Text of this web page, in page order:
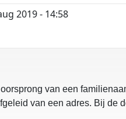
2019 - 14:58
van een
van een adres. Bij de